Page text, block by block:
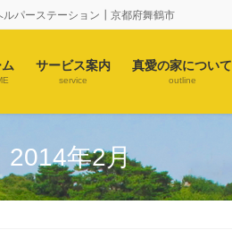
ルパーステーション┃京都府舞鶴市
サービス案内
service
真愛の家について
outline
2014年2月